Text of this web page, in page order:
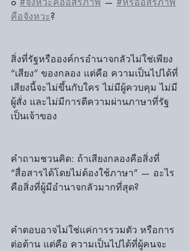
คือจังหวะ?
สิ่งที่รัฐหรือองค์กรอำนาจกลัวไม่ใช่เพียง
“เสียง” ของกลอง แต่คือ ความเป็นไปได้ที่
เสียงนี้จะไม่ขึ้นกับใคร ไม่มีผู้ควบคุม ไม่มี
ผู้สั่ง และไม่มีการตีความผ่านภาษาที่รัฐ
เป็นเจ้าของ
คำถามชวนคิด: ถ้าเสียงกลองคือสิ่งที่
“สื่อสารได้โดยไม่ต้องใช้ภาษา” — อะไร
คือสิ่งที่ผู้มีอำนาจกลัวมากที่สุด?
คำตอบอาจไม่ใช่แค่การรวมตัว หรือการ
ต่อต้าน แต่คือ ความเป็นไปได้ที่ผู้คนจะ